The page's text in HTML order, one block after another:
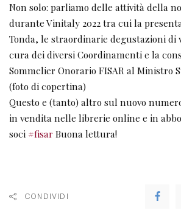
Non solo: parliamo delle attività della
durante Vinitaly 2022 tra cui la
Tonda, le straordinarie degustazioni di
cura dei diversi Coordinamenti e la
Sommelier Onorario FISAR al Ministro
(foto di copertina)
Questo e (tanto) altro sul nuovo
in vendita nelle librerie online e in
soci #fisar Buona lettura!
CONDIVIDI